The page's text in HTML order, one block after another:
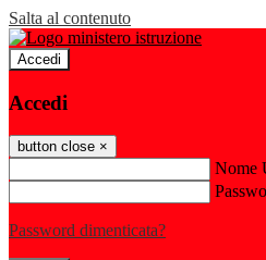
Salta al contenuto
Accedi
Accedi
button close ×
Nome
Password dimenticata?